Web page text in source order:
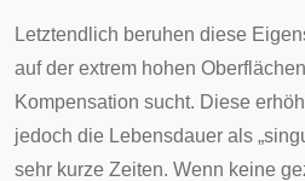
Letztendlich beruhen diese
auf der extrem hohen
Kompensation sucht. Diese
jedoch die Lebensdauer als
sehr kurze Zeiten. Wenn keine